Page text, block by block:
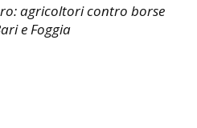
agricoltori contro borse
e Foggia